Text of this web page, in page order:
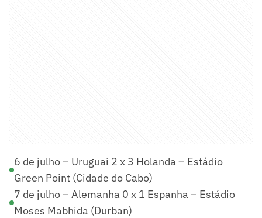
6 de julho – Uruguai 2 x 3 Holanda – Estádio
Green Point (Cidade do Cabo)
7 de julho – Alemanha 0 x 1 Espanha – Estádio
Moses Mabhida (Durban)